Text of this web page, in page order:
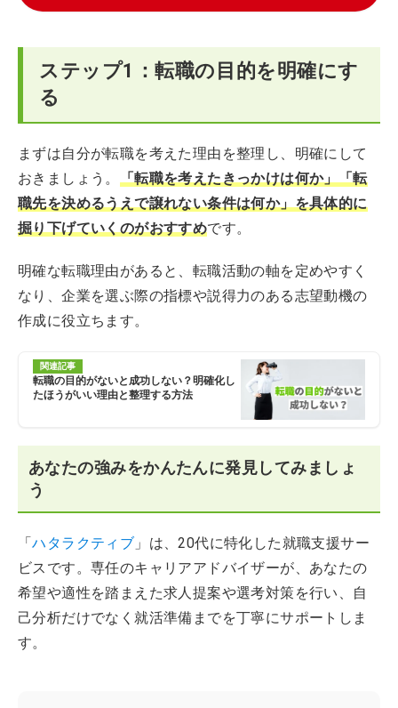
ステップ1：転職の目的を明確にす
る
まずは自分が転職を考えた理由を整理し、明確にして
おきましょう。 「転職を考えたきっかけは何か」「転
職先を決めるうえで譲れない条件は何か」を具体的に
掘り下げていくのがおすすめです。
明確な転職理由があると、転職活動の軸を定めやすく
なり、企業を選ぶ際の指標や説得力のある志望動機の
作成に役立ちます。
関連記事
転職の目的がないと成功しない？明確化し
たほうがいい理由と整理する方法
あなたの強みをかんたんに発見してみましょ
う
「ハタラクティブ 」は、20代に特化した就職支援サー
ビスです。専任のキャリアアドバイザーが、あなたの
希望や適性を踏まえた求人提案や選考対策を行い、自
己分析だけでなく就活準備までを丁寧にサポートしま
す。